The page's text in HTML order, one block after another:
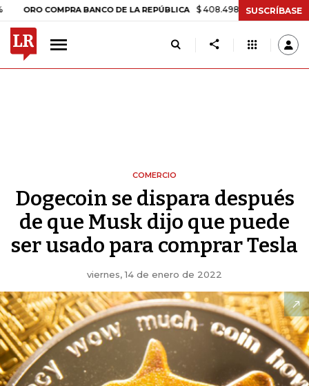
COMPRA BANCO DE LA REPÚBLICA $ 408.498,97 +$ 8.753,81 +2,19%
SUSCRÍBASE
COMERCIO
Dogecoin se dispara después
de que Musk dijo que puede
ser usado para comprar Tesla
viernes, 14 de enero de 2022